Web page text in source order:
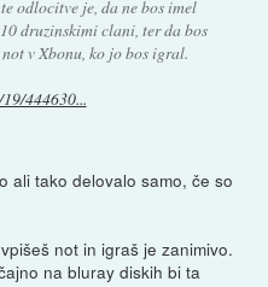
odlocitve je, da ne bos imel
druzinskimi clani, ter da bos
v Xbonu, ko jo bos igral.
444630...
ali tako delovalo samo, če so
not in igraš je zanimivo.
na bluray diskih bi ta